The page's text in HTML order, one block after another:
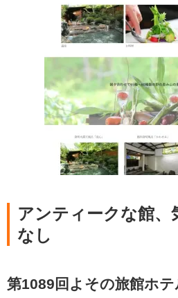
アンティークな館、
なし
第1089回よその旅館ホテ